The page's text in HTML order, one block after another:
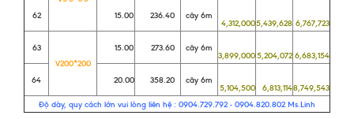
62 15.00 236.40 cây 6m
4,312,0005,439,628 6,767,723
63
V200*200
15.00 273.60 cây 6m
3,899,0005,204,072 6,683,154
64 20.00 358.20 cây 6m
5,104,500 6,813,1148,749,543
Độ dày, quy cách lớn vui lòng liên hệ : 0904.729.792 - 0904.820.802 Ms.Linh